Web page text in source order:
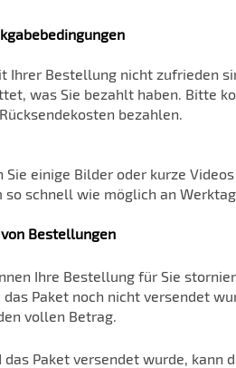
Ihrer Bestellung nicht zufrieden
was Sie bezahlt haben. Bitte
bezahlen.
Sie einige Bilder oder kurze
so schnell wie möglich an
Bestellungen
Ihre Bestellung für Sie
das Paket noch nicht versendet
vollen Betrag.
das Paket versendet wurde,